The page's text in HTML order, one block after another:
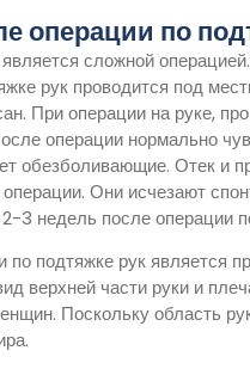
операции по
сложной
рук проводится под
При операции на руке,
операции нормально
обезболивающие. Отек и
Они исчезают
3 недель после операции
подтяжке рук является
верхней части руки и
Поскольку область